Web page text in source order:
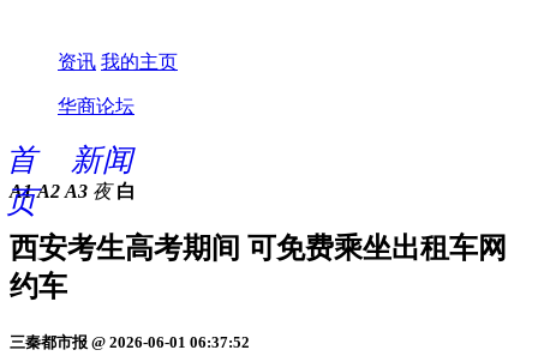
资讯 我的主页
华商论坛
首
页
新闻
A1 A2 A3 夜 白
西安考生高考期间 可免费乘坐出租车网
约车
三秦都市报 @ 2026-06-01 06:37:52